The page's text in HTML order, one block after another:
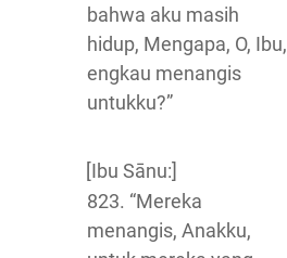
bahwa aku masih
hidup, Mengapa, O, Ibu,
engkau menangis
untukku?”
[Ibu Sānu:]
823. “Mereka
menangis, Anakku,